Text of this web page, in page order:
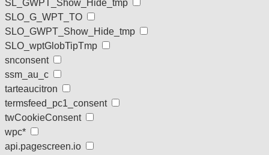
SL_GWPT_Show_Hide_tmp
SLO_G_WPT_TO
SLO_GWPT_Show_Hide_tmp
SLO_wptGlobTipTmp
snconsent
ssm_au_c
tarteaucitron
termsfeed_pc1_consent
twCookieConsent
wpc*
api.pagescreen.io